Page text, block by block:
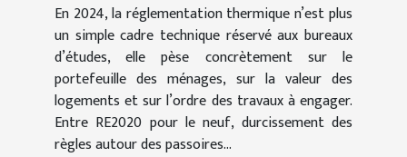
En 2024, la réglementation thermique n’est plus
un simple cadre technique réservé aux bureaux
d’études, elle pèse concrètement sur le
portefeuille des ménages, sur la valeur des
logements et sur l’ordre des travaux à engager.
Entre RE2020 pour le neuf, durcissement des
règles autour des passoires...